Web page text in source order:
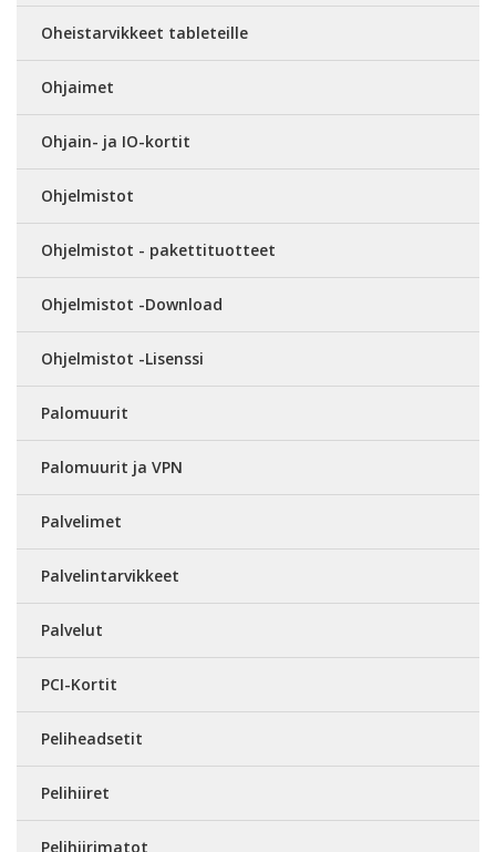
Oheistarvikkeet tableteille
Ohjaimet
Ohjain- ja IO-kortit
Ohjelmistot
Ohjelmistot - pakettituotteet
Ohjelmistot -Download
Ohjelmistot -Lisenssi
Palomuurit
Palomuurit ja VPN
Palvelimet
Palvelintarvikkeet
Palvelut
PCI-Kortit
Peliheadsetit
Pelihiiret
Pelihiirimatot